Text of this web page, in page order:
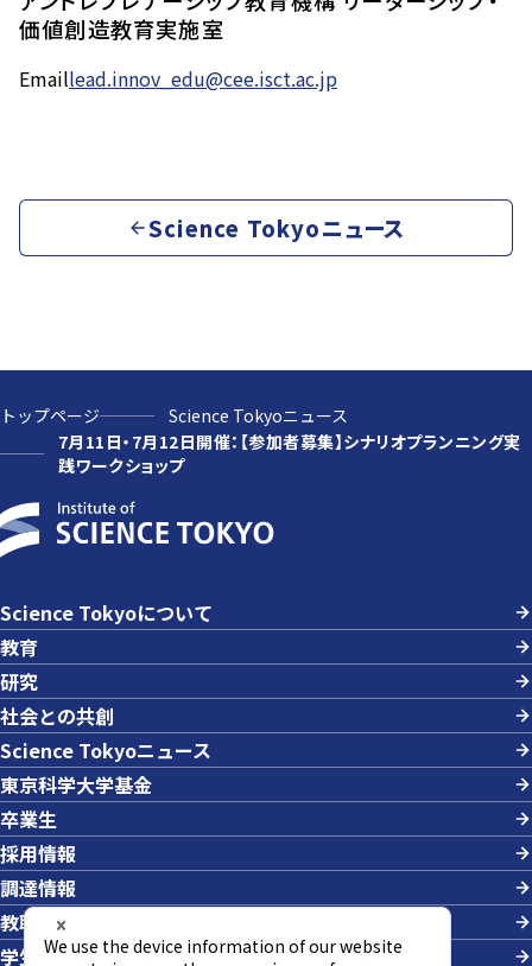
価値創造教育実施室
Emaillead.innov_edu@cee.isct.ac.jp
Science Tokyoニュース
トップページ
Science Tokyoニュース
7月11日・7月12日開催：【参加者募集】シナリオプランニング実
践ワークショップ
Science Tokyoについて
教育
研究
社会との共創
Science Tokyoニュース
東京科学大学基金
卒業生
採用情報
調達情報
教職員への業務依頼
学生の採用